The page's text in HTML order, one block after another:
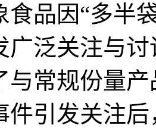
食品因“多半
广泛关注与
与常规份量
件引发关注